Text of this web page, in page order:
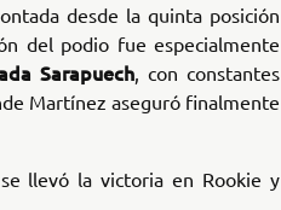
desde la quinta posición
del podio fue especialmente
Sarapuech, con constantes
Martínez aseguró finalmente
llevó la victoria en Rookie y